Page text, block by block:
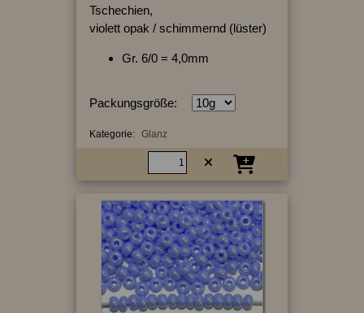
Tschechien,
violett opak / schimmernd (lüster)
Gr. 6/0 = 4,0mm
Packungsgröße:
Kategorie: Glanz